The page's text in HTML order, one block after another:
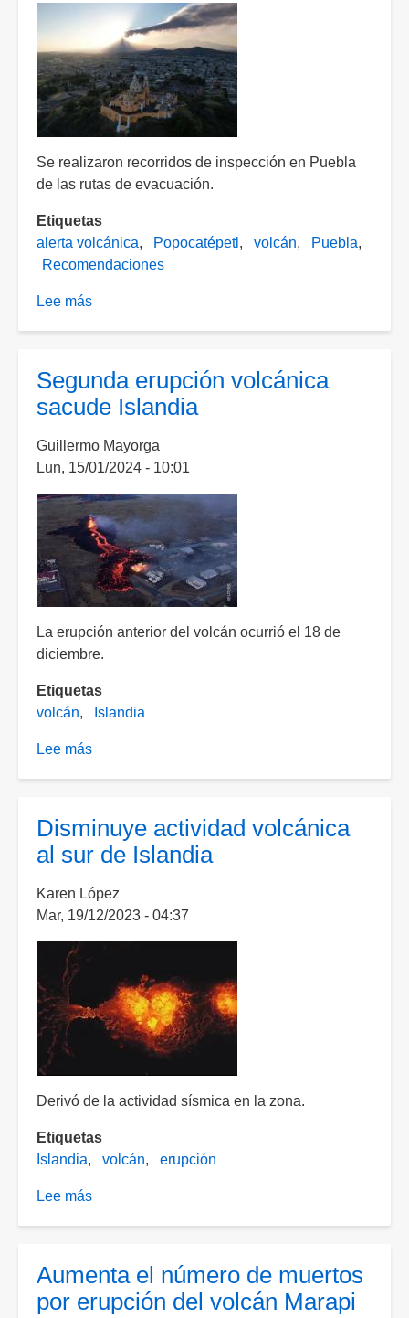
de
80
metros
Se realizaron recorridos de inspección en Puebla
de las rutas de evacuación.
Etiquetas
alerta volcánica
Popocatépetl volcán
Puebla
Recomendaciones
Lee más
Popocatépetl
sigue
amarillo
fase
dos;
siga
estas
recomendaciones
Segunda erupción volcánica
sacude Islandia
Guillermo Mayorga
Lun, 15/01/2024 - 10:01
La erupción anterior del volcán ocurrió el 18 de
diciembre.
Etiquetas
volcán
Islandia
Lee más
sacude
Islandia
Disminuye actividad volcánica
al sur de Islandia
Karen López
Mar, 19/12/2023 - 04:37
Derivó de la actividad sísmica en la zona.
Etiquetas
Islandia
volcán erupción
Lee más
al
sur
Aumenta el número de muertos
por erupción del volcán Marapi